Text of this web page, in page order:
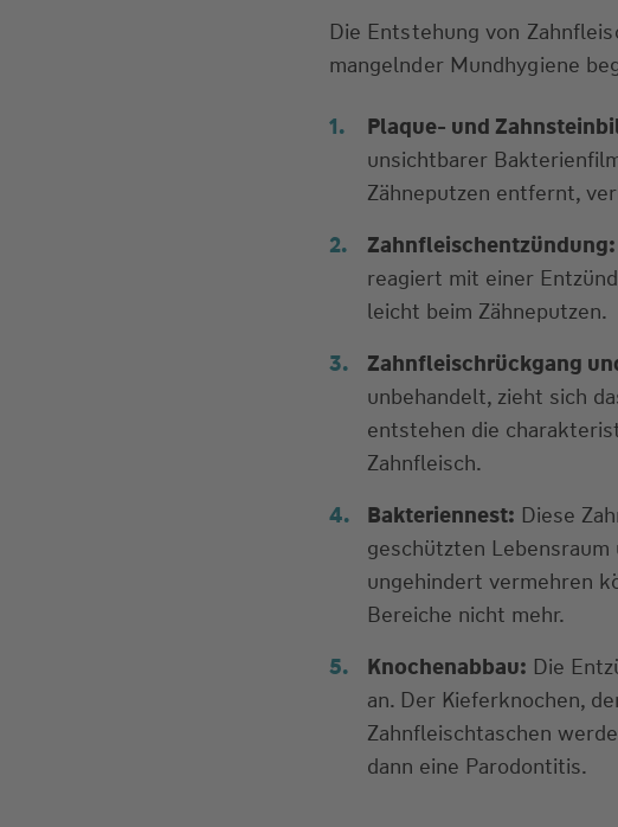
Die Entstehung von
mangelnder Mundhygiene
Plaque- und
unsichtbarer
Zähneputzen entfernt,
Zahnfleischentzündung:
reagiert mit einer
leicht beim Zähneputzen.
Zahnfleischrückgang
unbehandelt, zieht sich
entstehen die
Zahnfleisch.
Bakteriennest: Diese
geschützten
ungehindert vermehren
Bereiche nicht mehr.
Knochenabbau: Die
an. Der Kieferknochen,
Zahnfleischtaschen
dann eine Parodontitis.